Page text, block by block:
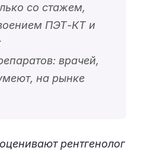
со стажем,
ПЭТ-КТ и
врачей,
на рынке
рентгенолог